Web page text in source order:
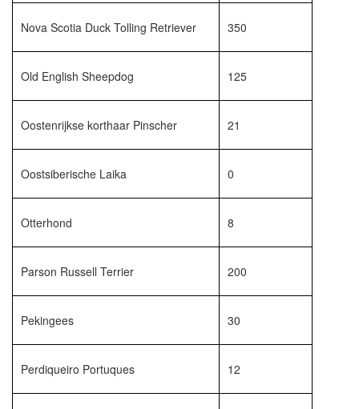
Nova Scotia Duck Tolling Retriever 350
Old English Sheepdog 125
Oostenrijkse korthaar Pinscher 21
Oostsiberische Laika 0
Otterhond 8
Parson Russell Terrier 200
Pekingees 30
Perdiqueiro Portuques 12